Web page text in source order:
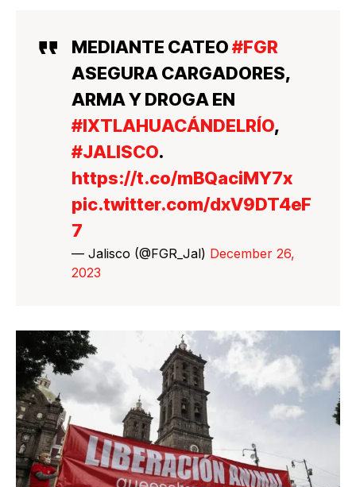
MEDIANTE CATEO#FGR
ASEGURA CARGADORES,
ARMA Y DROGA EN
#IXTLAHUACÁNDELRÍO,
#JALISCO.
https://t.co/mBQaciMY7x
pic.twitter.com/dxV9DT4eF
7
— Jalisco (@FGR_Jal) December 26,
2023